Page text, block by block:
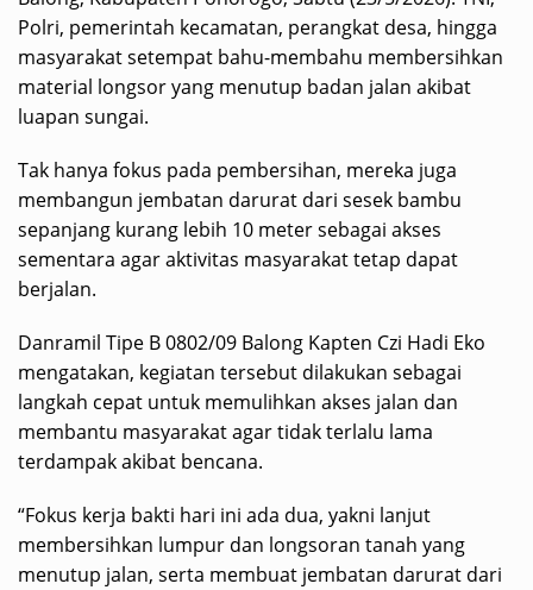
Polri, pemerintah kecamatan, perangkat desa, hingga
masyarakat setempat bahu-membahu membersihkan
material longsor yang menutup badan jalan akibat
luapan sungai.
Tak hanya fokus pada pembersihan, mereka juga
membangun jembatan darurat dari sesek bambu
sepanjang kurang lebih 10 meter sebagai akses
sementara agar aktivitas masyarakat tetap dapat
berjalan.
Danramil Tipe B 0802/09 Balong Kapten Czi Hadi Eko
mengatakan, kegiatan tersebut dilakukan sebagai
langkah cepat untuk memulihkan akses jalan dan
membantu masyarakat agar tidak terlalu lama
terdampak akibat bencana.
“Fokus kerja bakti hari ini ada dua, yakni lanjut
membersihkan lumpur dan longsoran tanah yang
menutup jalan, serta membuat jembatan darurat dari